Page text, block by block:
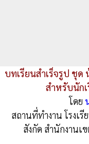
บทเรียนสำเร็จรูป ชุ
สำหรับนัก
โดย
สถานที่ทำงาน โรงเ
สังกัด สำนักงาน